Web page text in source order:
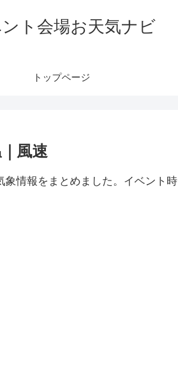
ト会場お天気ナビ
トップページ
風速
情報をまとめました。イベント時